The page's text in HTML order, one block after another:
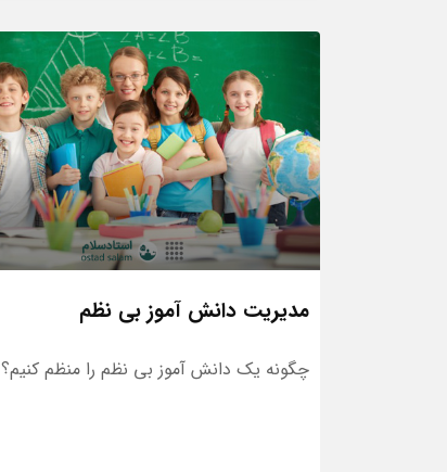
مدیریت دانش آموز بی نظم
چگونه یک دانش آموز بی نظم را منظم کنیم؟